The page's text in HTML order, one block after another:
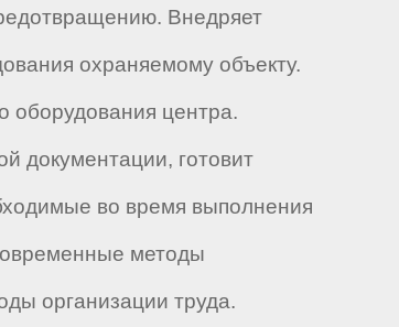
Внедряет
охраняемому объекту.
оборудования центра.
документации, готовит
во время выполнения
методы
организации труда.